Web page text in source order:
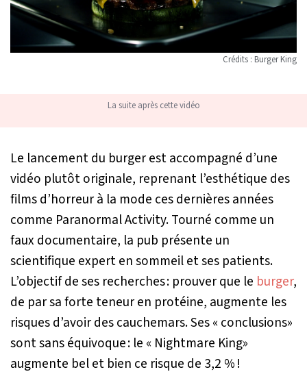
Crédits : Burger King
La suite après cette vidéo
Le lancement du burger est accompagné d’une
vidéo plutôt originale, reprenant l’esthétique des
films d’horreur à la mode ces dernières années
comme Paranormal Activity. Tourné comme un
faux documentaire, la pub présente un
scientifique expert en sommeil et ses patients.
L’objectif de ses recherches : prouver que le burger,
de par sa forte teneur en protéine, augmente les
risques d’avoir des cauchemars. Ses « conclusions»
sont sans équivoque : le « Nightmare King»
augmente bel et bien ce risque de 3,2 % !